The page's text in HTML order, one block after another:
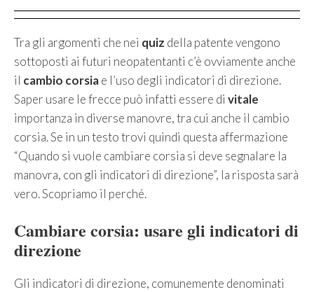
Tra gli argomenti che nei quiz della patente vengono
sottoposti ai futuri neopatentanti c’è ovviamente anche
il cambio corsiae l’uso degli indicatori di direzione.
Saper usare le frecce può infatti essere di vitale
importanza in diverse manovre, tra cui anche il cambio
corsia. Se in un testo trovi quindi questa affermazione
“Quando si vuole cambiare corsia si deve segnalare la
manovra, con gli indicatori di direzione”, la risposta sarà
vero. Scopriamo il perché.
Cambiare corsia: usare gli indicatori di
direzione
Gli indicatori di direzione, comunemente denominati